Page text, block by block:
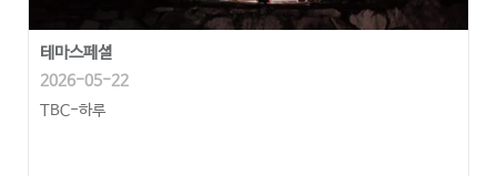
테마스페셜
2026-05-22
TBC-하루